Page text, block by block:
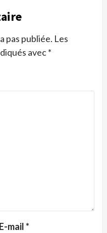
pas publiée. Les
avec*
E-mail*